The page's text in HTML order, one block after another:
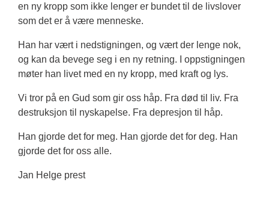
en ny kropp som ikke lenger er bundet til de livslover
som det er å være menneske.
Han har vært i nedstigningen, og vært der lenge nok,
og kan da bevege seg i en ny retning. I oppstigningen
møter han livet med en ny kropp, med kraft og lys.
Vi tror på en Gud som gir oss håp. Fra død til liv. Fra
destruksjon til nyskapelse. Fra depresjon til håp.
Han gjorde det for meg. Han gjorde det for deg. Han
gjorde det for oss alle.
Jan Helge prest